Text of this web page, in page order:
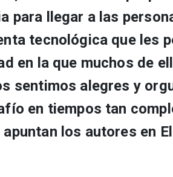
para llegar a las
tecnológica que les
en la que muchos de
sentimos alegres y
en tiempos tan
apuntan los autores en